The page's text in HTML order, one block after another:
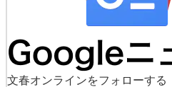
文春オンラインをフォローする